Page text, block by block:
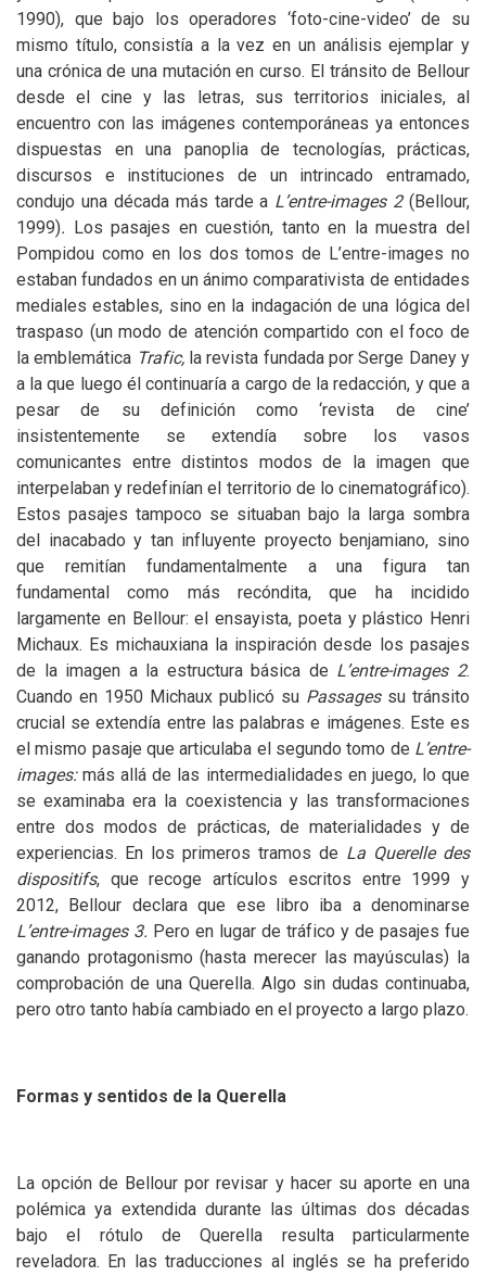
1990), que bajo los operadores ‘foto-cine-video’ de su
mismo título, consistía a la vez en un análisis ejemplar y
una crónica de una mutación en curso. El tránsito de Bellour
desde el cine y las letras, sus territorios iniciales, al
encuentro con las imágenes contemporáneas ya entonces
dispuestas en una panoplia de tecnologías, prácticas,
discursos e instituciones de un intrincado entramado,
condujo una década más tarde a L’entre-images 2 (Bellour,
1999). Los pasajes en cuestión, tanto en la muestra del
Pompidou como en los dos tomos de L’entre-images no
estaban fundados en un ánimo comparativista de entidades
mediales estables, sino en la indagación de una lógica del
traspaso (un modo de atención compartido con el foco de
la emblemática Trafic, la revista fundada por Serge Daney y
a la que luego él continuaría a cargo de la redacción, y que a
pesar de su definición como ‘revista de cine’
insistentemente se extendía sobre los vasos
comunicantes entre distintos modos de la imagen que
interpelaban y redefinían el territorio de lo cinematográfico).
Estos pasajes tampoco se situaban bajo la larga sombra
del inacabado y tan influyente proyecto benjamiano, sino
que remitían fundamentalmente a una figura tan
fundamental como más recóndita, que ha incidido
largamente en Bellour: el ensayista, poeta y plástico Henri
Michaux. Es michauxiana la inspiración desde los pasajes
de la imagen a la estructura básica de L’entre-images 2.
Cuando en 1950 Michaux publicó su Passages su tránsito
crucial se extendía entre las palabras e imágenes. Este es
el mismo pasaje que articulaba el segundo tomo de L’entre-
images:más allá de las intermedialidades en juego, lo que
se examinaba era la coexistencia y las transformaciones
entre dos modos de prácticas, de materialidades y de
experiencias. En los primeros tramos de La Querelle des
dispositifs, que recoge artículos escritos entre 1999 y
2012, Bellour declara que ese libro iba a denominarse
L’entre-images 3. Pero en lugar de tráfico y de pasajes fue
ganando protagonismo (hasta merecer las mayúsculas) la
comprobación de una Querella. Algo sin dudas continuaba,
pero otro tanto había cambiado en el proyecto a largo plazo.
Formas y sentidos de la Querella
La opción de Bellour por revisar y hacer su aporte en una
polémica ya extendida durante las últimas dos décadas
bajo el rótulo de Querella resulta particularmente
reveladora. En las traducciones al inglés se ha preferido